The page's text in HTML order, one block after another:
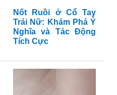
Nốt Ruồi ở Cổ Tay
Trái Nữ: Khám Phá Ý
Nghĩa và Tác Động
Tích Cực